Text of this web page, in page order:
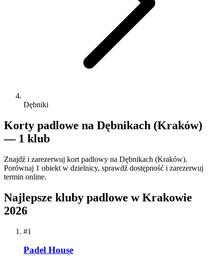
Dębniki
Korty padlowe na Dębnikach (Kraków)
— 1 klub
Znajdź i zarezerwuj kort padlowy na Dębnikach (Kraków).
Porównaj 1 obiekt w dzielnicy, sprawdź dostępność i zarezerwuj
termin online.
Najlepsze kluby padlowe w Krakowie
2026
#1
Padel House